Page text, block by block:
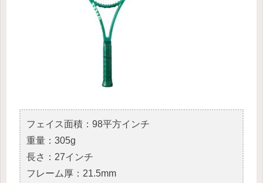
フェイス面積：98平方インチ
重量：305g
長さ：27インチ
フレーム厚：21.5mm